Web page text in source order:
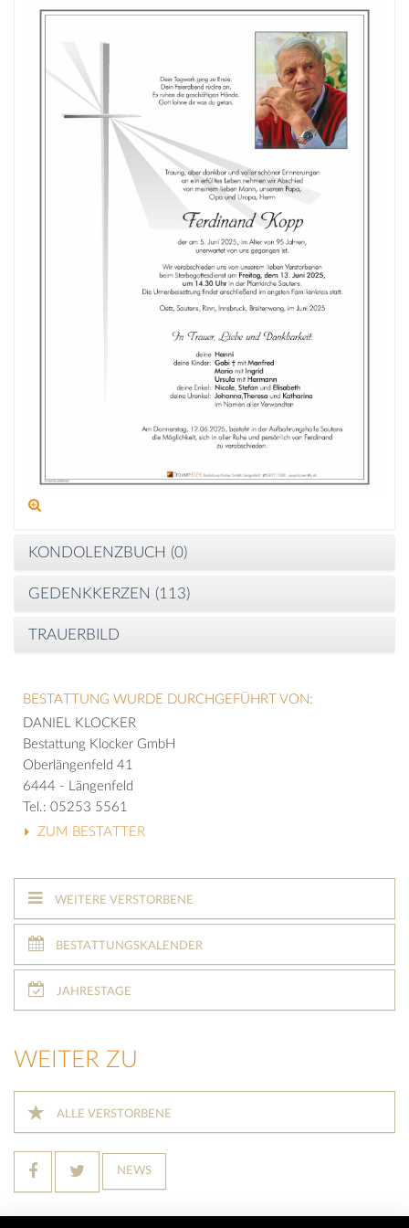
KONDOLENZBUCH (0)
GEDENKKERZEN (113)
TRAUERBILD
BESTATTUNG WURDE DURCHGEFÜHRT VON:
DANIEL KLOCKER
Bestattung Klocker GmbH
Oberlängenfeld 41
6444 - Längenfeld
Tel.: 05253 5561
ZUM BESTATTER
WEITERE VERSTORBENE
BESTATTUNGSKALENDER
JAHRESTAGE
WEITER ZU
ALLE VERSTORBENE
NEWS